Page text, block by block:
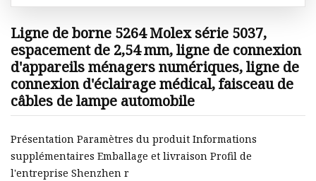
Ligne de borne 5264 Molex série 5037,
espacement de 2,54 mm, ligne de connexion
d'appareils ménagers numériques, ligne de
connexion d'éclairage médical, faisceau de
câbles de lampe automobile
Présentation Paramètres du produit Informations
supplémentaires Emballage et livraison Profil de
l'entreprise Shenzhen r